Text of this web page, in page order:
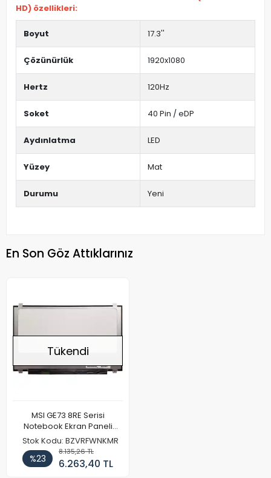
HD) özellikleri:
Boyut 17.3''
Çözünürlük 1920x1080
Hertz 120Hz
Soket 40 Pin / eDP
Aydınlatma LED
Yüzey Mat
Durumu Yeni
En Son Göz Attıklarınız
Tükendi
MSI GE73 8RE Serisi
Notebook Ekran Paneli
(120hz Full HD)
Stok Kodu: BZVRFWNKMR
%23
8.135,26 TL
6.263,40 TL